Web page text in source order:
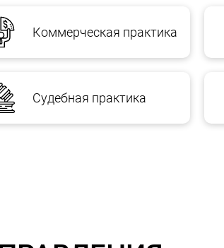
Коммерческая практика
Судебная практика